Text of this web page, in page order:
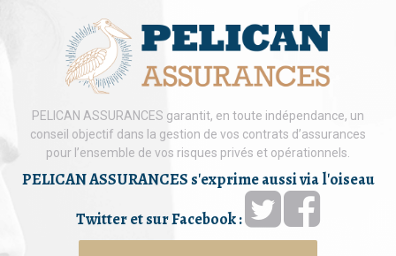
PELICAN ASSURANCES garantit, en toute indépendance, un
conseil objectif dans la gestion de vos contrats d’assurances
pour l’ensemble de vos risques privés et opérationnels.
PELICAN ASSURANCES s'exprime aussi via l'oiseau
Twitter et sur Facebook :